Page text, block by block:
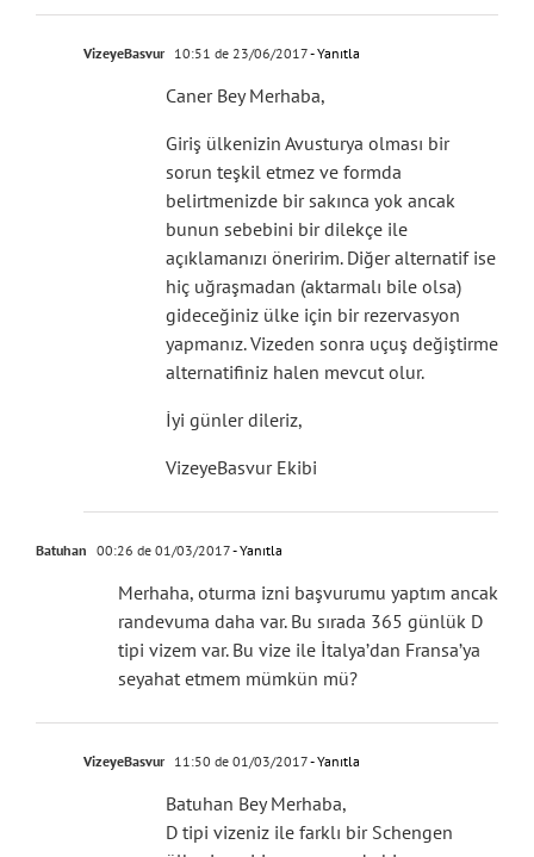
VizeyeBasvur 10:51 de 23/06/2017- Yanıtla
Caner Bey Merhaba,
Giriş ülkenizin Avusturya olması bir
sorun teşkil etmez ve formda
belirtmenizde bir sakınca yok ancak
bunun sebebini bir dilekçe ile
açıklamanızı öneririm. Diğer alternatif ise
hiç uğraşmadan (aktarmalı bile olsa)
gideceğiniz ülke için bir rezervasyon
yapmanız. Vizeden sonra uçuş değiştirme
alternatifiniz halen mevcut olur.
İyi günler dileriz,
VizeyeBasvur Ekibi
Batuhan 00:26 de 01/03/2017- Yanıtla
Merhaha, oturma izni başvurumu yaptım ancak
randevuma daha var. Bu sırada 365 günlük D
tipi vizem var. Bu vize ile İtalya’dan Fransa’ya
seyahat etmem mümkün mü?
VizeyeBasvur 11:50 de 01/03/2017- Yanıtla
Batuhan Bey Merhaba,
D tipi vizeniz ile farklı bir Schengen